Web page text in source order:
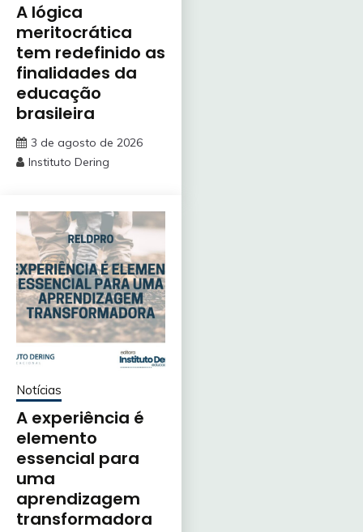
A lógica
meritocrática
tem redefinido as
finalidades da
educação
brasileira
3 de agosto de 2026
Instituto Dering
Notícias
A experiência é
elemento
essencial para
uma
aprendizagem
transformadora